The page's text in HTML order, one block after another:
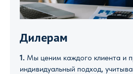
Дилерам
1. Мы ценим каждого клиента и
индивидуальный подход,